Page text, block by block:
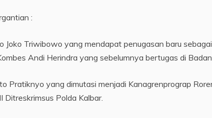
:
Triwibowo yang mendapat penugasan baru
Andi Herindra yang sebelumnya bertugas di
Pratiknyo yang dimutasi menjadi Kanagrenprograp
Polda Kalbar.